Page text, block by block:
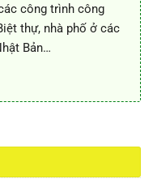
công trình công
thự, nhà phố ở các
Bản…
số lượng